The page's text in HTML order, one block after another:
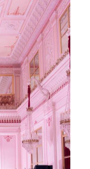
и именно
к фигуре